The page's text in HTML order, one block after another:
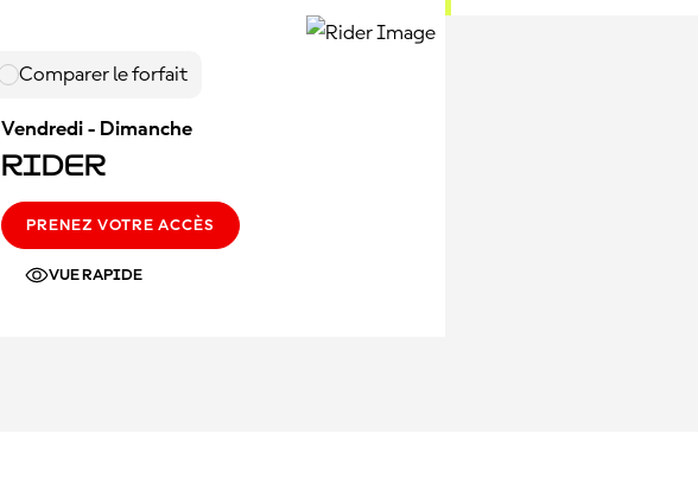
Comparer le forfait
Vendredi - Dimanche
Rider
PRENEZ VOTRE ACCÈS
VUE RAPIDE